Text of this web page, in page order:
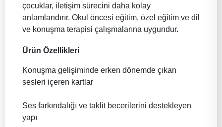
çocuklar, iletişim sürecini daha kolay
anlamlandırır. Okul öncesi eğitim, özel eğitim ve dil
ve konuşma terapisi çalışmalarına uygundur.
Ürün Özellikleri
Konuşma gelişiminde erken dönemde çıkan
sesleri içeren kartlar
Ses farkındalığı ve taklit becerilerini destekleyen
yapı